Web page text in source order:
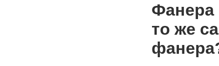
Фанера
то же